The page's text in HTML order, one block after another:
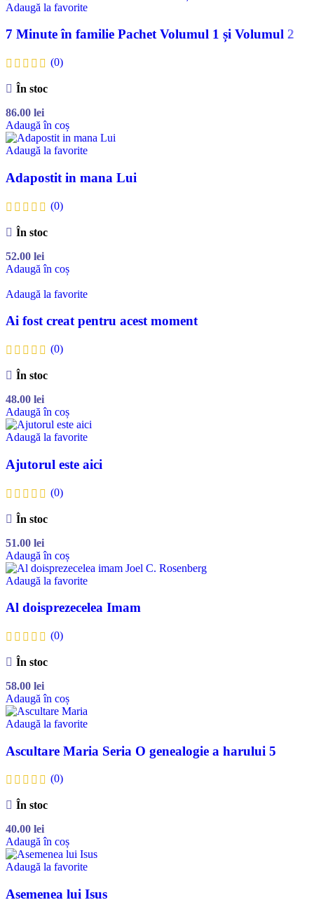
Adaugă la favorite
7 Minute în familie Pachet Volumul 1 și Volumul 2
(0)
În stoc
86.00 lei
Adaugă în coș
Adaugă la favorite
Adapostit in mana Lui
(0)
În stoc
52.00 lei
Adaugă în coș
Adaugă la favorite
Ai fost creat pentru acest moment
(0)
În stoc
48.00 lei
Adaugă în coș
Adaugă la favorite
Ajutorul este aici
(0)
În stoc
51.00 lei
Adaugă în coș
Adaugă la favorite
Al doisprezecelea Imam
(0)
În stoc
58.00 lei
Adaugă în coș
Adaugă la favorite
Ascultare Maria Seria O genealogie a harului 5
(0)
În stoc
40.00 lei
Adaugă în coș
Adaugă la favorite
Asemenea lui Isus